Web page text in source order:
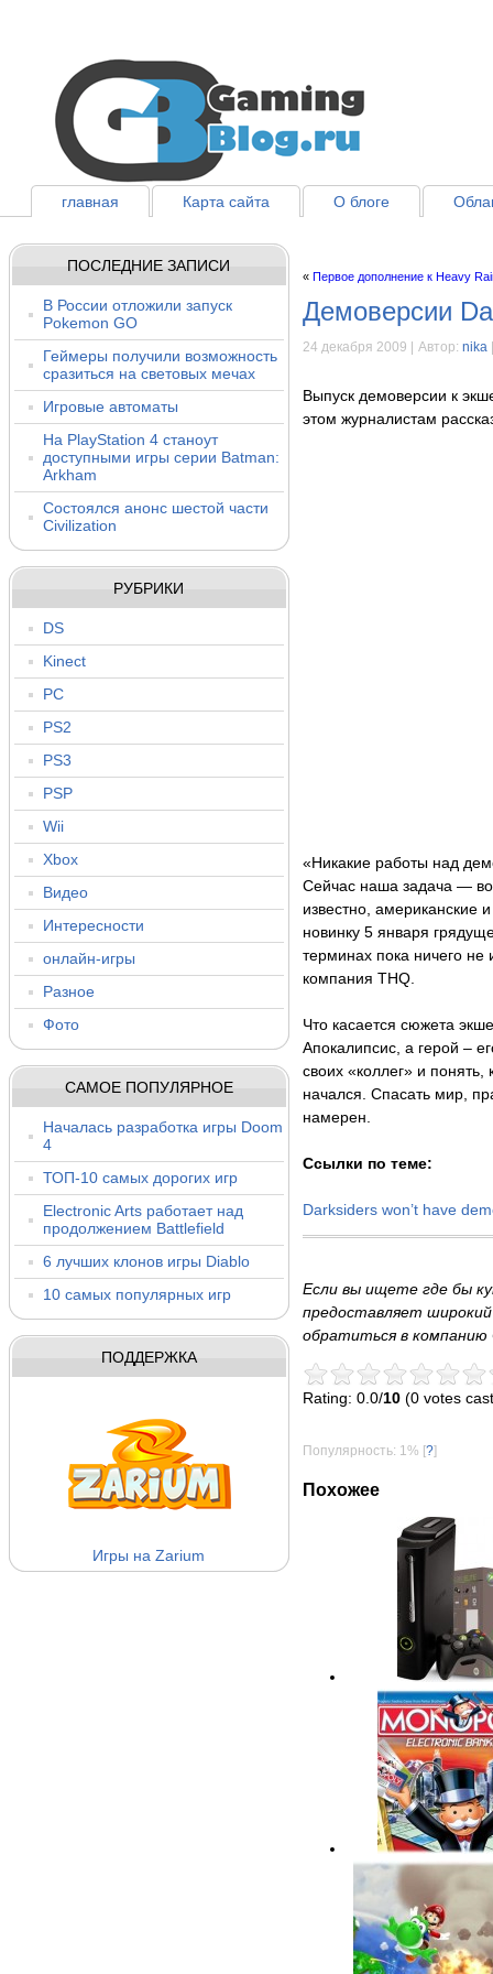
главная Карта сайта О блоге
ПОСЛЕДНИЕ ЗАПИСИ
В России отложили запуск
Pokemon GO
Геймеры получили возможность
сразиться на световых мечах
Игровые автоматы
На PlayStation 4 станоут
доступными игры серии Batman:
Arkham
Состоялся анонс шестой части
Civilization
РУБРИКИ
DS
Kinect
PC
PS2
PS3
PSP
Wii
Xbox
Видео
Интересности
онлайн-игры
Разное
Фото
САМОЕ ПОПУЛЯРНОЕ
Началась разработка игры Doom
4
ТОП-10 самых дорогих игр
Electronic Arts работает над
продолжением Battlefield
6 лучших клонов игры Diablo
10 самых популярных игр
ПОДДЕРЖКА
Игры на Zarium
« Первое дополнение к Heavy
Демоверсии
24 декабря 2009 | Автор: nika
Выпуск демоверсии к
этом журналистам
«Никакие работы над
Сейчас наша задача —
известно, американские
новинку 5 января
терминах пока ничего не
компания THQ.
Что касается сюжета
Апокалипсис, а герой –
своих «коллег» и понять,
начался. Спасать мир,
намерен.
Ccылки по теме:
Darksiders won’t have
Если вы ищете где бы
предоставляет широкий
обратиться в компанию
Rating: 0.0/10 (0 votes
Популярность: 1% [?]
Похожее